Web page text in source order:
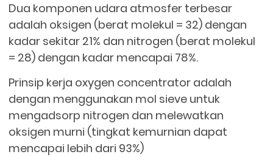
Dua komponen udara atmosfer terbesar
adalah oksigen (berat molekul = 32) dengan
kadar sekitar 21% dan nitrogen (berat molekul
= 28) dengan kadar mencapai 78%.
Prinsip kerja oxygen concentrator adalah
dengan menggunakan mol sieve untuk
mengadsorp nitrogen dan melewatkan
oksigen murni (tingkat kemurnian dapat
mencapai lebih dari 93%)